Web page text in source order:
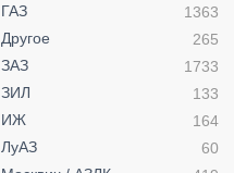
ГАЗ
1363
Другое
265
ЗАЗ
1733
ЗИЛ
133
ИЖ
164
ЛуАЗ
60